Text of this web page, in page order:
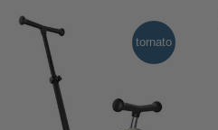
tornato